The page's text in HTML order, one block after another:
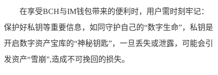
在享受BCH与IM钱包带来的便利时，用户需时刻牢记：
保护好私钥等重要信息，如同守护自己的“数字生命”，私钥是
开启数字资产宝库的“神秘钥匙”，一旦丢失或泄露，可能会引
发资产“雪崩”,造成不可挽回的损失。